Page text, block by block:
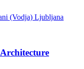
(Vodja) Ljubljana